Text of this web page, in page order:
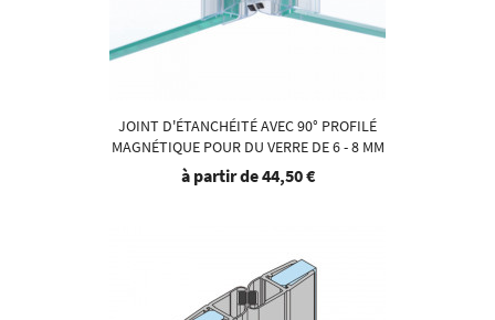
JOINT D'ÉTANCHÉITÉ AVEC 90° PROFILÉ
MAGNÉTIQUE POUR DU VERRE DE 6 - 8 MM
à partir de44,50 €